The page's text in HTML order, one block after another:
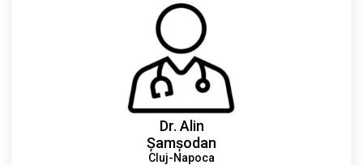
Dr. Alin
Șamșodan
Cluj-Napoca